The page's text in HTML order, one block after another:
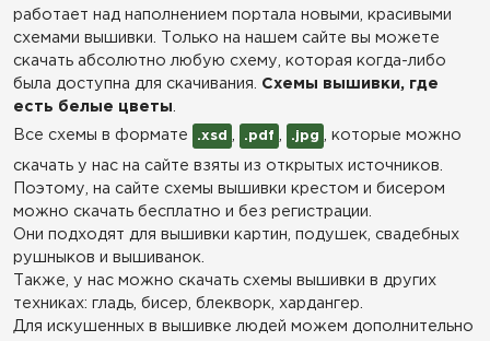
работает над наполнением портала новыми, красивыми
схемами вышивки. Только на нашем сайте вы можете
скачать абсолютно любую схему, которая когда-либо
была доступна для скачивания. Схемы вышивки, где
есть белые цветы
Все схемы в формате
.xsd .pdf .jpg , которые можно
скачать у нас на сайте взяты из открытых источников.
Поэтому, на сайте схемы вышивки крестом и бисером
можно скачать бесплатно и без регистрации.
Они подходят для вышивки картин, подушек, свадебных
рушныков и вышиванок.
Также, у нас можно скачать схемы вышивки в других
техниках: гладь, бисер, блекворк, хардангер.
Для искушенных в вышивке людей можем дополнительно